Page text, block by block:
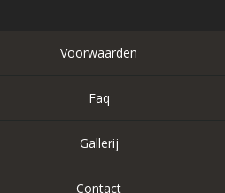
Voorwaarden
Faq
Gallerij
Contact